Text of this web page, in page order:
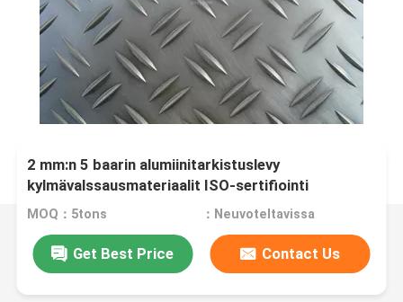
2 mm:n 5 baarin alumiinitarkistuslevy
kylmävalssausmateriaalit ISO-sertifiointi
MOQ：5tons ：Neuvoteltavissa
Get Best Price Contact Us